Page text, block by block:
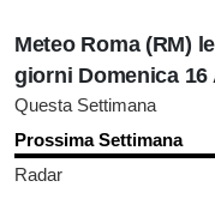
Meteo Roma (RM)
giorni Domenica 16
Questa Settimana
Prossima Settimana
Radar